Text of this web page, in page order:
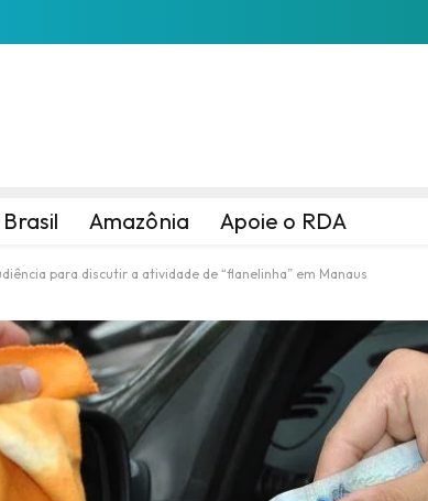
Brasil Amazônia Apoie o RDA
para discutir a atividade de “flanelinha” em Manaus